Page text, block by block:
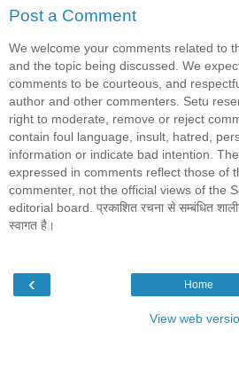
Post a Comment
We welcome your comments related to
and the topic being discussed. We
comments to be courteous, and
author and other commenters. Setu
right to moderate, remove or reject
contain foul language, insult, hatred,
information or indicate bad intention.
expressed in comments reflect those of
commenter, not the official views of the
editorial board. प्रकाशित रचना से सम्बंधित
स्वागत है।
‹ Home
View web